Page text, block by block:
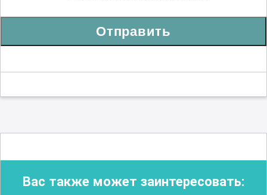
Отправить
Вас также может заинтересовать: